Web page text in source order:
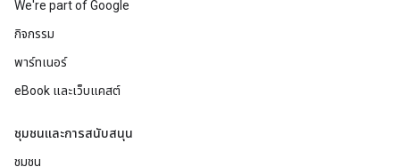
We're part of Google
กิจกรรม
พาร์ทเนอร์
eBook และเว็บแคสต์
ชุมชนและการสนับสนุน
ชุมชน